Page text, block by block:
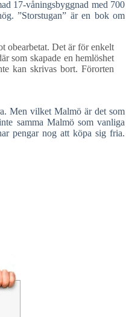
17-våningsbyggnad med 700
”Storstugan” är en bok om
obearbetat. Det är för enkelt
som skapade en hemlöshet
kan skrivas bort. Förorten
Men vilket Malmö är det som
samma Malmö som vanliga
pengar nog att köpa sig fria.